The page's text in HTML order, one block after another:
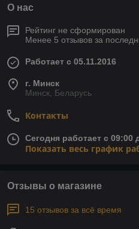
О нас
Рейтинг не сформирован
Менее 5 отзывов за
Работает с 05.11.2016
г. Минск
Минск, Беларусь
Контакты
Сегодня работает с 09:00
Показать весь график
Отзывы о магазине
15 отзывов за всё время